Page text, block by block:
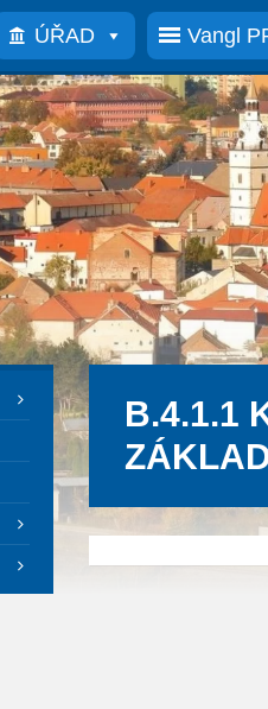
ÚŘAD Vangl
B.4.1.1